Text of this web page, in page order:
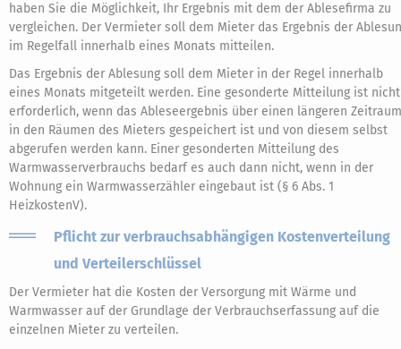
haben Sie die Möglichkeit, Ihr Ergebnis mit dem der Ablesefirma zu
vergleichen. Der Vermieter soll dem Mieter das Ergebnis der
im Regelfall innerhalb eines Monats mitteilen.
Das Ergebnis der Ablesung soll dem Mieter in der Regel innerhalb
eines Monats mitgeteilt werden. Eine gesonderte Mitteilung ist nicht
erforderlich, wenn das Ableseergebnis über einen längeren Zeitraum
in den Räumen des Mieters gespeichert ist und von diesem selbst
abgerufen werden kann. Einer gesonderten Mitteilung des
Warmwasserverbrauchs bedarf es auch dann nicht, wenn in der
Wohnung ein Warmwasserzähler eingebaut ist (§ 6 Abs. 1
HeizkostenV).
Pflicht zur verbrauchsabhängigen Kostenverteilung
und Verteilerschlüssel
Der Vermieter hat die Kosten der Versorgung mit Wärme und
Warmwasser auf der Grundlage der Verbrauchserfassung auf die
einzelnen Mieter zu verteilen.